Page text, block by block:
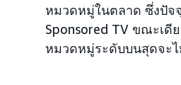
หมวดหมู่ในตลาด ซึ่งปัจ
Sponsored TV ขณะเดี
หมวดหมู่ระดับบนสุดจะ